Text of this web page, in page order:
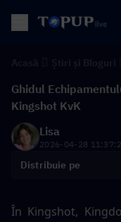
Ghidul
Kingshot KvK
Lisa
2026-04-28
Distribuie pe
În Kingshot,